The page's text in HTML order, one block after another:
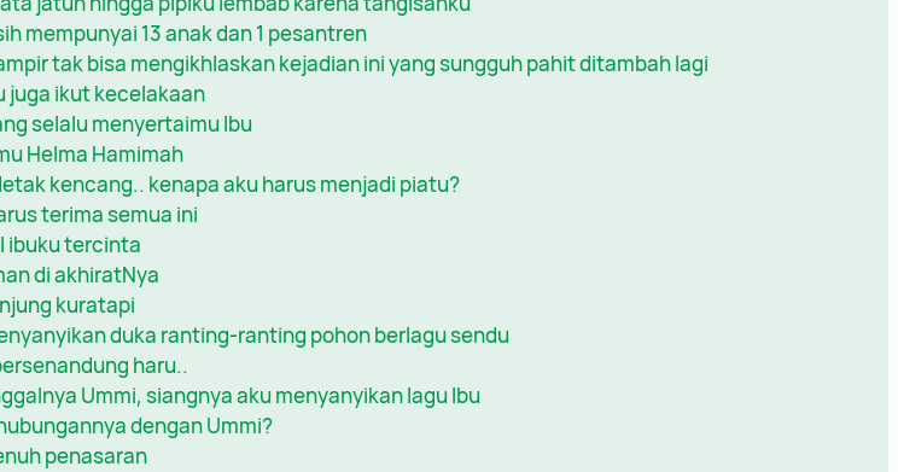
mempunyai 13 anak dan 1 pesantren
tak bisa mengikhlaskan kejadian ini yang sungguh pahit ditambah lagi
juga ikut kecelakaan
selalu menyertaimu Ibu
Helma Hamimah
kencang.. kenapa aku harus menjadi piatu?
terima semua ini
ibuku tercinta
di akhiratNya
kuratapi
duka ranting-ranting pohon berlagu sendu
haru..
Ummi, siangnya aku menyanyikan lagu Ibu
dengan Ummi?
penasaran